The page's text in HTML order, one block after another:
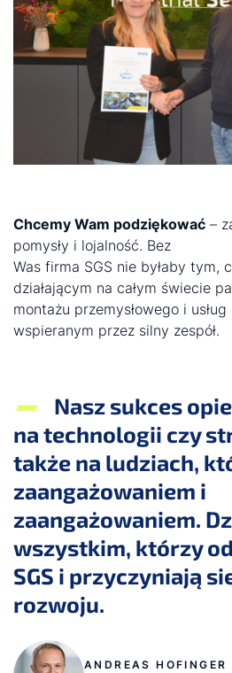
Chcemy Wam podziękować –
pomysły i lojalność. Bez
Was firma SGS nie byłaby tym,
działającym na całym świecie
montażu przemysłowego i
wspieranym przez silny zespół.
Nasz sukces
na technologii czy
także na ludziach,
zaangażowaniem i
zaangażowaniem.
wszystkim, którzy
SGS i przyczyniają
rozwoju.
ANDREAS HOFINGER